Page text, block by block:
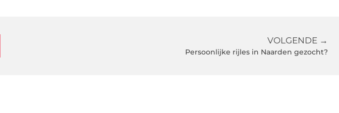
VOLGENDE →
Persoonlijke rijles in Naarden gezocht?